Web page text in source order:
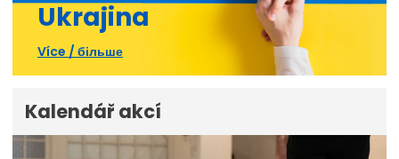
Ukrajina
Více / більше
Kalendář akcí